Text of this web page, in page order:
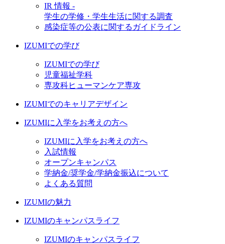
IR 情報 -
学生の学修・学生生活に関する調査
感染症等の公表に関するガイドライン
IZUMIでの学び
IZUMIでの学び
児童福祉学科
専攻科ヒューマンケア専攻
IZUMIでのキャリアデザイン
IZUMIに入学をお考えの方へ
IZUMIに入学をお考えの方へ
入試情報
オープンキャンパス
学納金/奨学金/学納金振込について
よくある質問
IZUMIの魅力
IZUMIのキャンパスライフ
IZUMIのキャンパスライフ